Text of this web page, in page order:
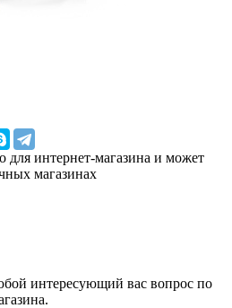
для интернет-магазина и может
магазинах
интересующий вас вопрос по